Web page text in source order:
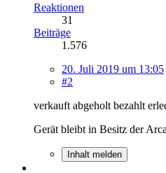
Reaktionen
31
Beiträge
1.576
20. Juli 2019 um 13:05
#2
verkauft abgeholt bezahlt
Gerät bleibt in Besitz der
Inhalt melden